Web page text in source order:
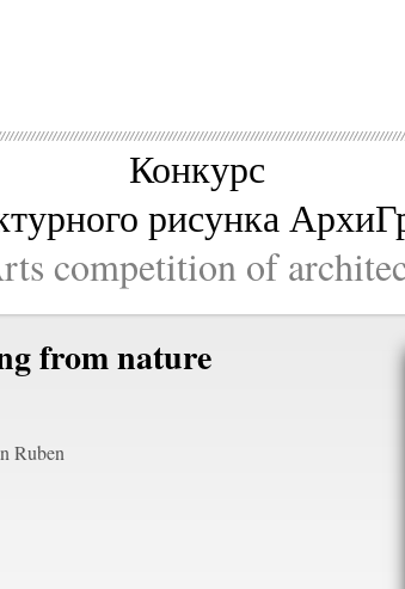
Конкурс
рисунка
competition of
from nature
Ruben